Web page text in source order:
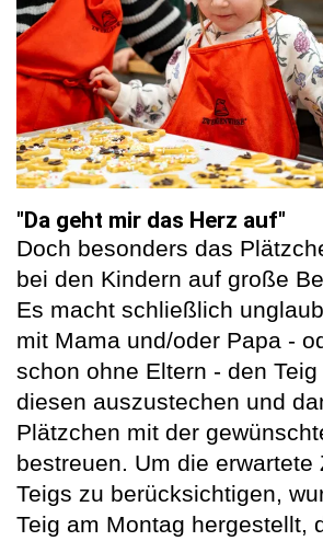
"Da geht mir das Herz auf"
Doch besonders das
bei den Kindern auf große
Es macht schließlich
mit Mama und/oder Papa -
schon ohne Eltern - den
diesen auszustechen und
Plätzchen mit der
bestreuen. Um die erwartete
Teigs zu berücksichtigen,
Teig am Montag hergestellt,